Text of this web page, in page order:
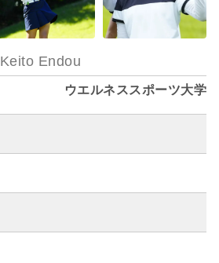
Keito Endou
ウエルネススポーツ大学